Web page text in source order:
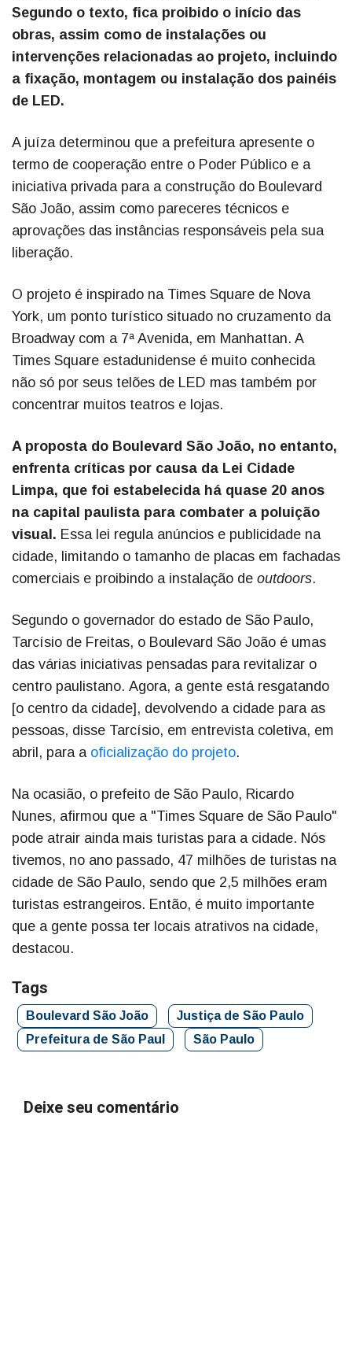
Segundo o texto, fica proibido o início das
obras, assim como de instalações ou
intervenções relacionadas ao projeto, incluindo
a fixação, montagem ou instalação dos painéis
de LED.
A juíza determinou que a prefeitura apresente o
termo de cooperação entre o Poder Público e a
iniciativa privada para a construção do Boulevard
São João, assim como pareceres técnicos e
aprovações das instâncias responsáveis pela sua
liberação.
O projeto é inspirado na Times Square de Nova
York, um ponto turístico situado no cruzamento da
Broadway com a 7ª Avenida, em Manhattan. A
Times Square estadunidense é muito conhecida
não só por seus telões de LED mas também por
concentrar muitos teatros e lojas.
A proposta do Boulevard São João, no entanto,
enfrenta críticas por causa da Lei Cidade
Limpa, que foi estabelecida há quase 20 anos
na capital paulista para combater a poluição
visual. Essa lei regula anúncios e publicidade na
cidade, limitando o tamanho de placas em fachadas
comerciais e proibindo a instalação de outdoors.
Segundo o governador do estado de São Paulo,
Tarcísio de Freitas, o Boulevard São João é umas
das várias iniciativas pensadas para revitalizar o
centro paulistano. Agora, a gente está resgatando
[o centro da cidade], devolvendo a cidade para as
pessoas, disse Tarcísio, em entrevista coletiva, em
abril, para a oficialização do projeto.
Na ocasião, o prefeito de São Paulo, Ricardo
Nunes, afirmou que a "Times Square de São Paulo"
pode atrair ainda mais turistas para a cidade. Nós
tivemos, no ano passado, 47 milhões de turistas na
cidade de São Paulo, sendo que 2,5 milhões eram
turistas estrangeiros. Então, é muito importante
que a gente possa ter locais atrativos na cidade,
destacou.
Tags
Boulevard São João
Justiça de São Paulo
Prefeitura de São Paul
São Paulo
Deixe seu comentário